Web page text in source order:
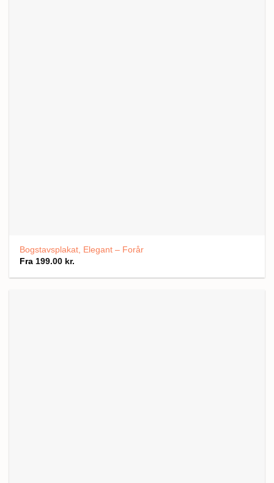
Bogstavsplakat, Elegant – Forår
Fra 199.00 kr.